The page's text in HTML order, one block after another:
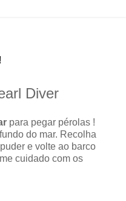
Diver
para pegar pérolas !
do mar. Recolha
e volte ao barco
cuidado com os